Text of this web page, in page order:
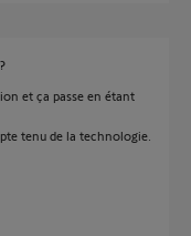
et ça passe en étant
tenu de la technologie.